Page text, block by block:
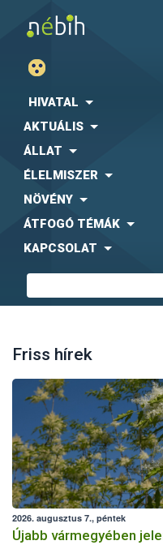
HIVATAL
AKTUÁLIS
ÁLLAT
ÉLELMISZER
NÖVÉNY
ÁTFOGÓ TÉMÁK
KAPCSOLAT
Friss hírek
2026. augusztus 7., péntek
Újabb vármegyében